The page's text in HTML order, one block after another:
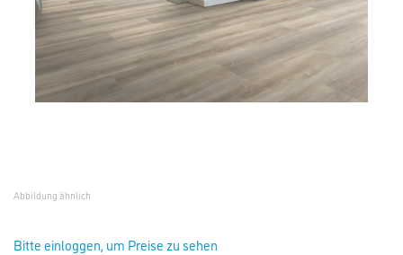
Abbildung ähnlich
Bitte einloggen, um Preise zu sehen